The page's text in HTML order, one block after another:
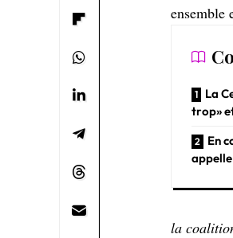
ensemble
La
trop»
En
la